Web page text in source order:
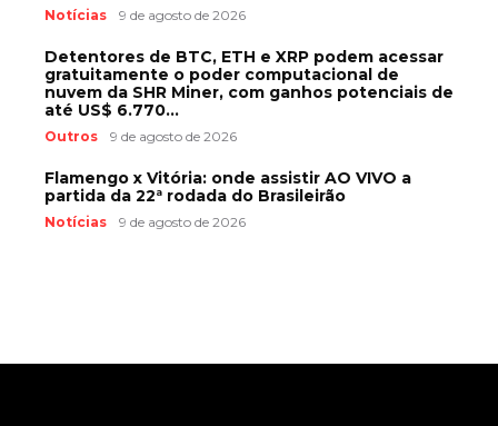
Notícias 9 de agosto de 2026
Detentores de BTC, ETH e XRP podem acessar
gratuitamente o poder computacional de
nuvem da SHR Miner, com ganhos potenciais de
até US$ 6.770...
Outros 9 de agosto de 2026
Flamengo x Vitória: onde assistir AO VIVO a
partida da 22ª rodada do Brasileirão
Notícias 9 de agosto de 2026